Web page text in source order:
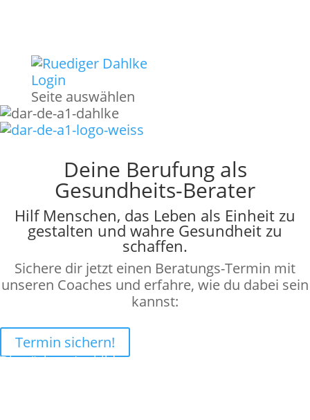
Login
Seite auswählen
Deine Berufung als
Gesundheits-Berater
Hilf Menschen, das Leben als Einheit zu
gestalten und wahre Gesundheit zu
schaffen.
Sichere dir jetzt einen Beratungs-Termin mit
unseren Coaches und erfahre, wie du dabei sein
kannst:
Termin sichern!
Die nächste Ausbildungsklasse startet am 10. Juni